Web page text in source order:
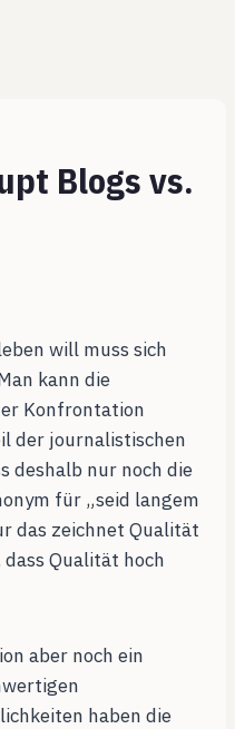
Blogs vs.
will muss sich
kann die
Konfrontation
der journalistischen
deshalb nur noch die
für „seid langem
das zeichnet Qualität
Qualität hoch
aber noch ein
haben die